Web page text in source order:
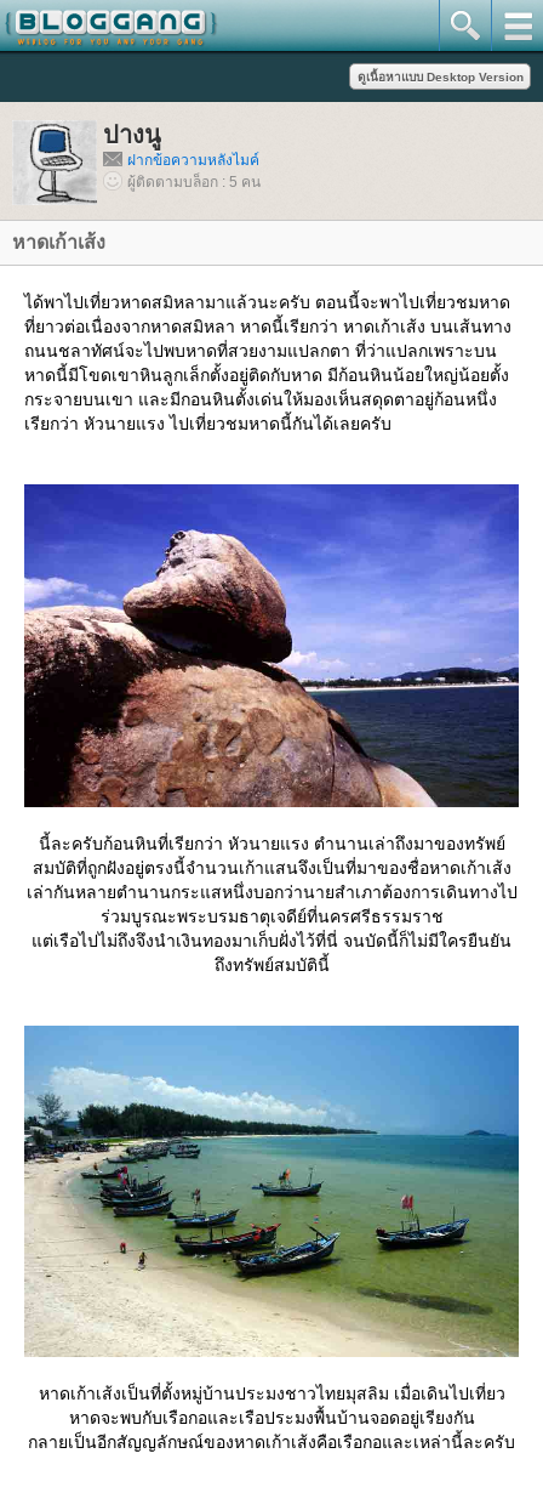
ปางนู
ฝากข้อความหลังไมค์
ผู้ติดตามบล็อก : 5 คน
หาดเก้าเส้ง
ได้พาไปเที่ยวหาดสมิหลามาแล้วนะครับ ตอนนี้จะพาไปเที่ยวชมหาด
ที่ยาวต่อเนื่องจากหาดสมิหลา หาดนี้เรียกว่า หาดเก้าเส้ง บนเส้นทาง
ถนนชลาทัศน์จะไปพบหาดที่สวยงามแปลกตา ที่ว่าแปลกเพราะบน
หาดนี้มีโขดเขาหินลูกเล็กตั้งอยู่ติดกับหาด มีก้อนหินน้อยใหญ่น้อยตั้ง
กระจายบนเขา และมีกอนหินตั้งเด่นให้มองเห็นสดุดตาอยู่ก้อนหนึ่ง
เรียกว่า หัวนายแรง ไปเที่ยวชมหาดนี้กันได้เลยครับ
นี้ละครับก้อนหินที่เรียกว่า หัวนายแรง ตำนานเล่าถึงมาของทรัพย์
สมบัติที่ถูกฝังอยู่ตรงนี้จำนวนเก้าแสนจึงเป็นที่มาของชื่อหาดเก้าเส้ง
เล่ากันหลายตำนานกระแสหนึ่งบอกว่านายสำเภาต้องการเดินทางไป
ร่วมบูรณะพระบรมธาตุเจดีย์ที่นครศรีธรรมราช
ต่เรือไปไม่ถึงจึงนำเงินทองมาเก็บฝั่งไว้ที่นี่ จนบัดนี้ก็ไม่มีใครยืนยัน
ถึงทรัพย์สมบัตินี้
หาดเก้าเส้งเป็นที่ตั้งหมู่บ้านประมงชาวไทยมุสลิม เมื่อเดินไปเที่ยว
หาดจะพบกับเรือกอและเรือประมงพื้นบ้านจอดอยู่เรียงกัน
กลายเป็นอีกสัญญลักษณ์ของหาดเก้าเส้งคือเรือกอและเหล่านี้ละครับ